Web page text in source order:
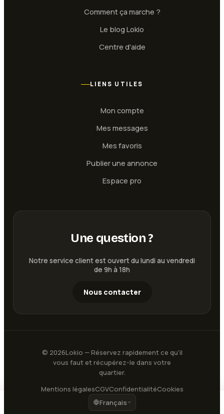
Voir les disponibilités
Comment ça marche ?
Le blog Lokio
Centre d'aide
LIENS UTILES
Mon compte
Mes messages
Mes favoris
Publier une annonce
Espace pro
Une question ?
Notre service client est ouvert du lundi au vendredi
de 9h à 18h
Nous contacter
© 2026Lokio — Réservez rapidement ce qu'il
vous faut et récupérez-le dans votre
quartier.
Mentions légalesCGVConfidentialitéCookies
Français